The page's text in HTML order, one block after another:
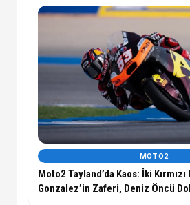
MOTO2
Moto2 Tayland’da Kaos: İki
Gonzalez’in Zaferi, Deniz Öncü